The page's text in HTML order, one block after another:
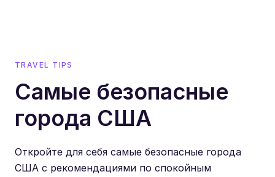
TRAVEL TIPS
Самые безопасные
города США
Откройте для себя самые безопасные города
США с рекомендациями по спокойным